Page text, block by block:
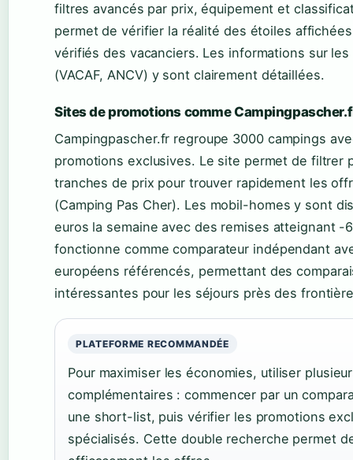
filtres avancés par prix, équipement et
permet de vérifier la réalité des étoiles affichées
vérifiés des vacanciers. Les informations sur
(VACAF, ANCV) y sont clairement détaillées.
Sites de promotions comme
Campingpascher.fr regroupe 3000 campings
promotions exclusives. Le site permet de filtrer
tranches de prix pour trouver rapidement les
(Camping Pas Cher). Les mobil-homes y sont
euros la semaine avec des remises atteignant -
fonctionne comme comparateur indépendant
européens référencés, permettant des
intéressantes pour les séjours près des
PLATEFORME RECOMMANDÉE
Pour maximiser les économies, utiliser
complémentaires : commencer par un
une short-list, puis vérifier les promotions
spécialisés. Cette double recherche permet